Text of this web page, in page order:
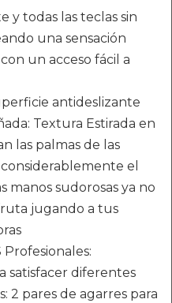
y todas las teclas sin
una sensación
un acceso fácil a
antideslizante
Textura Estirada en
las palmas de las
el
manos sudorosas ya no
jugando a tus
Profesionales:
satisfacer diferentes
2 pares de agarres para